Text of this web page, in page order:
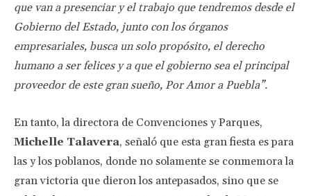
que van a presenciar y el trabajo que tendremos desde el
Gobierno del Estado, junto con los órganos
empresariales, busca un solo propósito, el derecho
humano a ser felices y a que el gobierno sea el principal
proveedor de este gran sueño, Por Amor a Puebla”.
En tanto, la directora de Convenciones y Parques,
Michelle Talavera, señaló que esta gran fiesta es para
las y los poblanos, donde no solamente se conmemora la
gran victoria que dieron los antepasados, sino que se